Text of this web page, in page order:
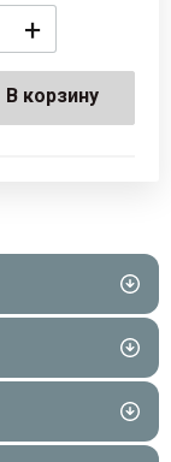
+
В корзину